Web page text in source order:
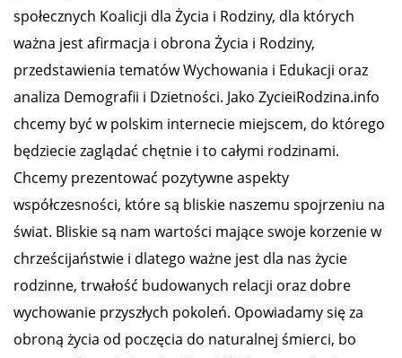
społecznych Koalicji dla Życia i Rodziny, dla których
ważna jest afirmacja i obrona Życia i Rodziny,
przedstawienia tematów Wychowania i Edukacji oraz
analiza Demografii i Dzietności. Jako ZycieiRodzina.info
chcemy być w polskim internecie miejscem, do którego
będziecie zaglądać chętnie i to całymi rodzinami.
Chcemy prezentować pozytywne aspekty
współczesności, które są bliskie naszemu spojrzeniu na
świat. Bliskie są nam wartości mające swoje korzenie w
chrześcijaństwie i dlatego ważne jest dla nas życie
rodzinne, trwałość budowanych relacji oraz dobre
wychowanie przyszłych pokoleń. Opowiadamy się za
obroną życia od poczęcia do naturalnej śmierci, bo